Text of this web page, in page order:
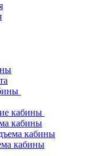
кабины
кабины
кабины
кабины